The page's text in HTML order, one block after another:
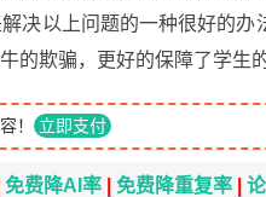
决以上问题的一种很好的办
的欺骗，更好的保障了学生
！ 立即支付
免费降AI率 免费降重复率